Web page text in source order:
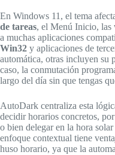
En Windows 11, el tema
de tareas, el Menú Inicio, las
a muchas aplicaciones
Win32 y aplicaciones de
automática, otras incluyen su
caso, la conmutación
largo del día sin que tengas
AutoDark centraliza esta
decidir horarios concretos,
o bien delegar en la hora
enfoque contextual tiene
huso horario, ya que la